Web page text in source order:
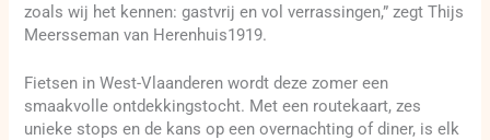
zoals wij het kennen: gastvrij en vol verrassingen,” zegt Thijs
Meersseman van Herenhuis1919.
Fietsen in West-Vlaanderen wordt deze zomer een
smaakvolle ontdekkingstocht. Met een routekaart, zes
unieke stops en de kans op een overnachting of diner, is elk